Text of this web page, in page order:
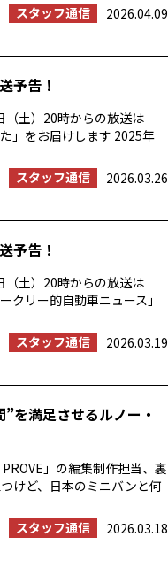
スタッフ通信
2026.04.09
予告！
（土）20時からの放送は
」をお届けします 2025年
スタッフ通信
2026.03.26
予告！
（土）20時からの放送は
クリー的自動車ニュース」
スタッフ通信
2026.03.19
を満足させるルノー・
」の編集制作担当、裏
けど、日本のミニバンと何
スタッフ通信
2026.03.18